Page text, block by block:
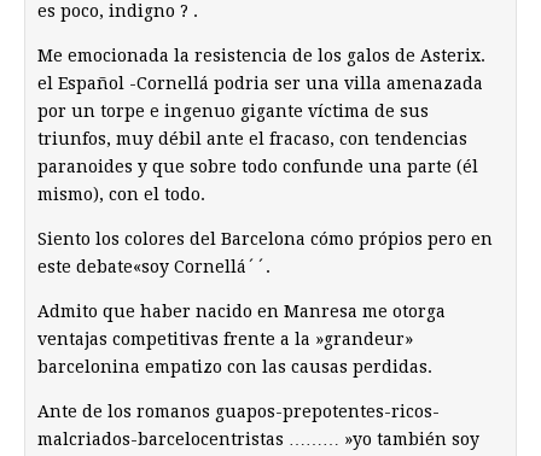
es poco, indigno ? .
Me emocionada la resistencia de los galos de Asterix.
el Español -Cornellá podria ser una villa amenazada
por un torpe e ingenuo gigante víctima de sus
triunfos, muy débil ante el fracaso, con tendencias
paranoides y que sobre todo confunde una parte (él
mismo), con el todo.
Siento los colores del Barcelona cómo própios pero en
este debate«soy Cornellá´´.
Admito que haber nacido en Manresa me otorga
ventajas competitivas frente a la »grandeur»
barcelonina empatizo con las causas perdidas.
Ante de los romanos guapos-prepotentes-ricos-
malcriados-barcelocentristas ……… »yo también soy